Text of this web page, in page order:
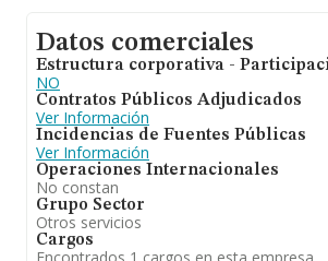
Datos comerciales
Estructura corporativa -
NO
Contratos Públicos Adjudicados
Ver Información
Incidencias de Fuentes Públicas
Ver Información
Operaciones Internacionales
No constan
Grupo Sector
Otros servicios
Cargos